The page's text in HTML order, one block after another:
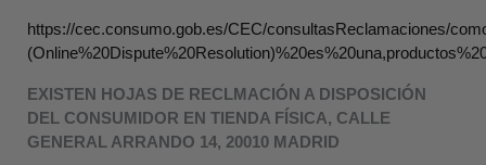
https://cec.consumo.gob.es/CEC/consultasReclamaciones/
EXISTEN HOJAS DE RECLMACIÓN A DISPOSICIÓN
DEL CONSUMIDOR EN TIENDA FÍSICA, CALLE
GENERAL ARRANDO 14, 20010 MADRID